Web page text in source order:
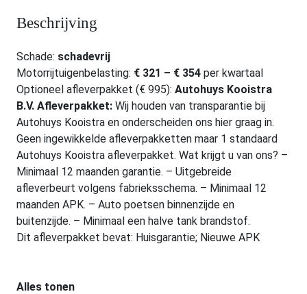
Beschrijving
Schade: schadevrij
Motorrijtuigenbelasting: € 321 – € 354 per kwartaal
Optioneel afleverpakket (€ 995): Autohuys Kooistra
B.V. Afleverpakket: Wij houden van transparantie bij
Autohuys Kooistra en onderscheiden ons hier graag in.
Geen ingewikkelde afleverpakketten maar 1 standaard
Autohuys Kooistra afleverpakket. Wat krijgt u van ons? –
Minimaal 12 maanden garantie. – Uitgebreide
afleverbeurt volgens fabrieksschema. – Minimaal 12
maanden APK. – Auto poetsen binnenzijde en
buitenzijde. – Minimaal een halve tank brandstof.
Dit afleverpakket bevat: Huisgarantie; Nieuwe APK
Alles tonen